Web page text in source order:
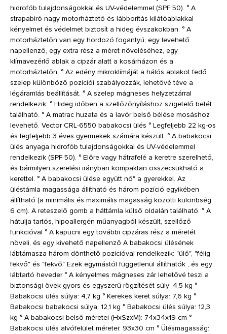
hidrofób tulajdonságokkal és UV-védelemmel (SPF 50). ° A
strapabíró nagy motorháztető és lábborítás kilátóablakkal
kényelmet és védelmet biztosít a hideg évszakokban. ° A
motorháztetőn van egy hordozó fogantyú, egy levehető
napellenző, egy extra rész a méret növeléséhez, egy
klímavezérlő ablak a cipzár alatt a kosárházon és a
motorháztetőn. ° Az edény mikroklímáját a hálós ablakot fedő
szelep különböző pozíciói szabályozzák, lehetővé téve a
légáramlás beállítását. ° A szelep mágneses helyzetzárral
rendelkezik. ° Hideg időben a szellőzőnyíláshoz szigetelő betét
található. ° A matrac huzata és a lavór belső bélése mosáshoz
levehető. Vector CRL-6550 babakocsi ülés ° Legfeljebb 22 kg-os
és legfeljebb 3 éves gyermekek számára készült. ° A babakocsi
ülés anyaga hidrofób tulajdonságokkal és UV-védelemmel
rendelkezik (SPF 50). ° Előre vagy hátrafelé a keretre szerelhető,
és bármilyen szerelési irányban kompaktan összecsukható a
kerettel. ° A babakocsi ülése együtt nő" a gyerekkel. Az
üléstámla magassága állítható és három pozíció egyikében
állítható (a minimális és maximális magasság közötti különbség
6 cm). A reteszelő gomb a háttámla külső oldalán található. ° A
hátulja tartós, hipoallergén műanyagból készült, szellőző
funkcióval ° A kapucni egy további cipzáras rész a méretét
növeli, és egy kivehető napellenző A babakocsi ülésének
lábtámasza három dönthető pozícióval rendelkezik: "ülő", "félig
fekvő" és "fekvő" Ezek egymástól függetlenül állíthatók , és egy
lábtartó heveder ° A kényelmes mágneses zár lehetővé teszi a
biztonsági övek gyors és egyszerű rögzítését súly: 4,5 kg °
Babakocsi ülés súlya: 4,7 kg ° Kerekes keret súlya: 7,6 kg °
Babakocsi babakocsi súlya: 12,1 kg ° Babakocsi ülés súlya: 12,3
kg ° A babakocsi belső méretei (HxSzxM): 74x34x19 cm °
Babakocsi ülés alvófelület méretei: 93x30 cm ° Ülésmagasság: